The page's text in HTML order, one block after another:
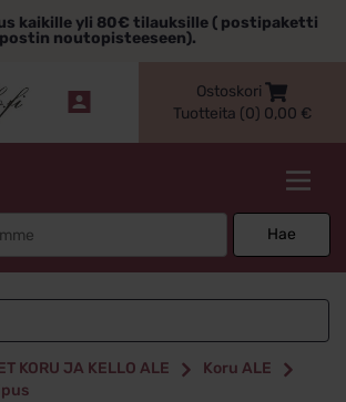
kaikille yli 80€ tilauksille ( postipaketti
postin noutopisteeseen).
Ostoskori
Tuotteita (0) 0,00 €
Hae
KORU JA KELLO ALE
Koru ALE